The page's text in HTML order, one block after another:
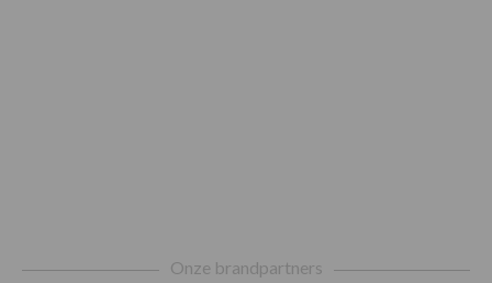
Onze brandpartners